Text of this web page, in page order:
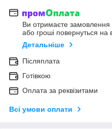
Ви отримаєте замовлення
або гроші повернуться на
Детальніше
Післяплата
Готівкою
Оплата за реквізитами
Всі умови оплати